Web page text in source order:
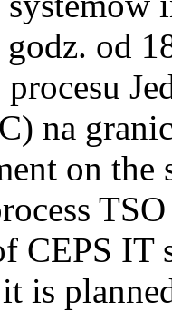
od
procesu
na
on
CEPS IT
is